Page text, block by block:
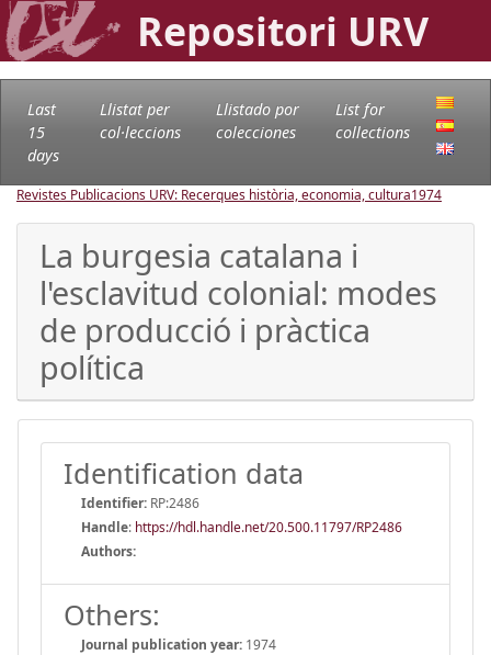
Repositori URV
Last
15
days
Llistat per
col·leccions
Llistado por
colecciones
List for
collections
Revistes Publicacions URV: Recerques història, economia, cultura1974
La burgesia catalana i
l'esclavitud colonial: modes
de producció i pràctica
política
Identification data
Identifier: RP:2486
Handle: https://hdl.handle.net/20.500.11797/RP2486
Authors:
Others:
Journal publication year: 1974